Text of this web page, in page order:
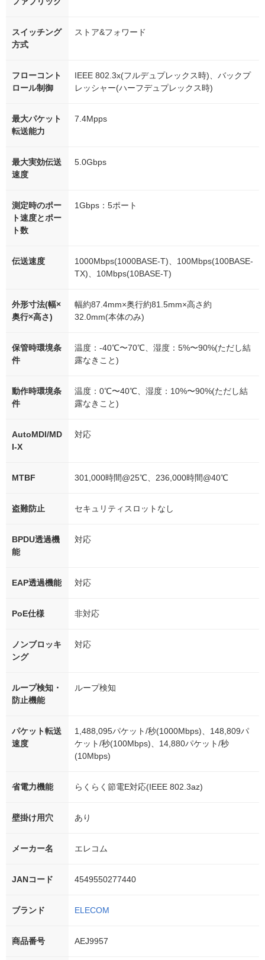
スイッチング
方式
ストア&フォワード
フローコント
ロール制御
IEEE 802.3x(フルデュプレックス時)、バックプ
レッシャー(ハーフデュプレックス時)
最大パケット
転送能力
7.4Mpps
最大実効伝送
速度
5.0Gbps
測定時のポー
ト速度とポー
ト数
1Gbps：5ポート
伝送速度
1000Mbps(1000BASE-T)、100Mbps(100BASE-
TX)、10Mbps(10BASE-T)
外形寸法(幅×
奥行×高さ)
幅約87.4mm×奥行約81.5mm×高さ約
32.0mm(本体のみ)
保管時環境条
件
温度：-40℃〜70℃、湿度：5%〜90%(ただし結
露なきこと)
動作時環境条
件
温度：0℃〜40℃、湿度：10%〜90%(ただし結
露なきこと)
AutoMDI/MD
I-X
対応
MTBF 301,000時間@25℃、236,000時間@40℃
盗難防止 セキュリティスロットなし
BPDU透過機
能
対応
EAP透過機能 対応
PoE仕様 非対応
ノンブロッキ
ング
対応
ループ検知・
防止機能
ループ検知
パケット転送
速度
1,488,095パケット/秒(1000Mbps)、148,809パ
ケット/秒(100Mbps)、14,880パケット/秒
(10Mbps)
省電力機能 らくらく節電E対応(IEEE 802.3az)
壁掛け用穴 あり
メーカー名 エレコム
JANコード 4549550277440
ブランド ELECOM
商品番号 AEJ9957